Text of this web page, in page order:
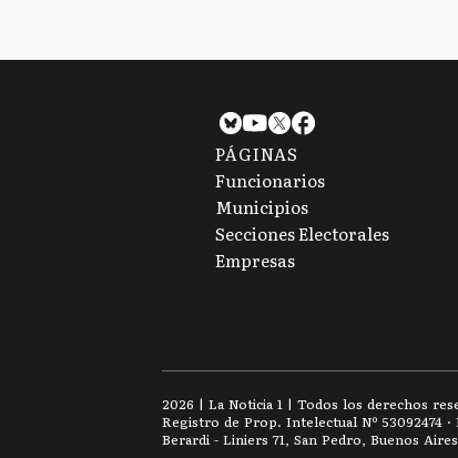
PÁGINAS
Funcionarios
Municipios
Secciones Electorales
Empresas
2026 | La Noticia 1 | Todos los derechos
Registro de Prop. Intelectual Nº 53092474 ·
Berardi - Liniers 71, San Pedro, Buenos